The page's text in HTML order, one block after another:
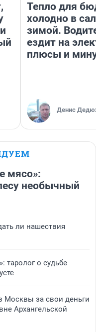
Тепло для
холодно в
зимой.
ездит на
плюсы и
Денис
мясо»:
необычный
ли нашествия
таролог о судьбе
Москвы за свои деньги
Архангельской